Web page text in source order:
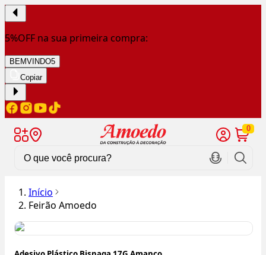
5%OFF na sua primeira compra:
BEMVINDO5
Copiar
0
Início
Feirão Amoedo